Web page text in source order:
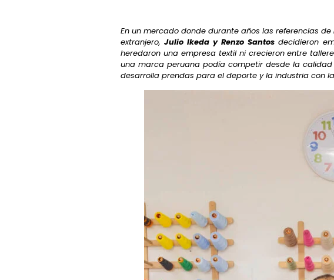
En un mercado donde durante años las referencias de
extranjero, Julio Ikeda y Renzo Santos decidieron
heredaron una empresa textil ni crecieron entre
una marca peruana podía competir desde la
desarrolla prendas para el deporte y la industria con